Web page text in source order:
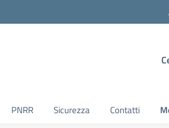
PNRR Sicurezza Contatti